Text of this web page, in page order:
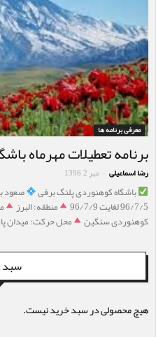
معرفی برنامه ها
برنامه تعطیلات مهرماه
رضا اسماعیلی - مهر 2, 1396
باشگاه کوهنوردی پلنگ برفی صعود
96/7/5 لغایت 96/7/9
منطقه: البرز
کوهنوردی سنگین
محل حرکت: میدان
هیچ محصولی در سبد خرید نیست.